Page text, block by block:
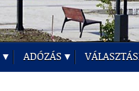
ADÓZÁS